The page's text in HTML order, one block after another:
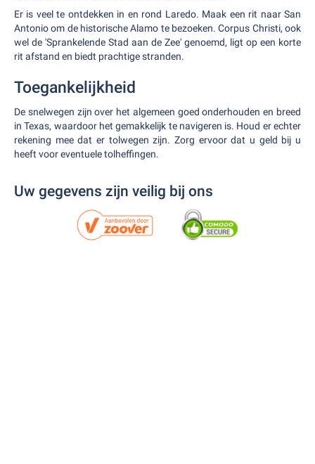
Er is veel te ontdekken in en rond Laredo. Maak een rit naar San
Antonio om de historische Alamo te bezoeken. Corpus Christi, ook
wel de 'Sprankelende Stad aan de Zee' genoemd, ligt op een korte
rit afstand en biedt prachtige stranden.
Toegankelijkheid
De snelwegen zijn over het algemeen goed onderhouden en breed
in Texas, waardoor het gemakkelijk te navigeren is. Houd er echter
rekening mee dat er tolwegen zijn. Zorg ervoor dat u geld bij u
heeft voor eventuele tolheffingen.
Uw gegevens zijn veilig bij ons